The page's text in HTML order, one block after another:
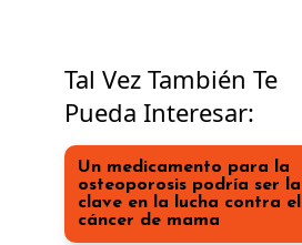
Tal Vez También Te
Pueda Interesar:
Un medicamento para la
osteoporosis podría ser la
clave en la lucha contra el
cáncer de mama